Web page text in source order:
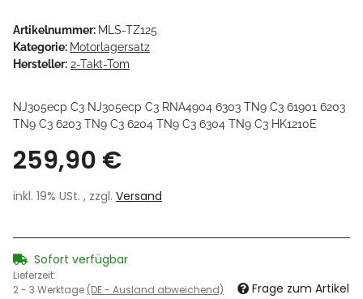
Artikelnummer: MLS-TZ125
Kategorie: Motorlagersatz
Hersteller: 2-Takt-Tom
NJ305ecp C3 NJ305ecp C3 RNA4904 6303 TN9 C3 61901 6203
TN9 C3 6203 TN9 C3 6204 TN9 C3 6304 TN9 C3 HK1210E
259,90 €
inkl. 19% USt. , zzgl. Versand
Sofort verfügbar
Lieferzeit:
2 - 3 Werktage (DE - Ausland abweichend) Frage zum Artikel